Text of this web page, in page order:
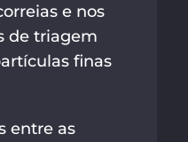
e nos
de triagem
finas
entre as